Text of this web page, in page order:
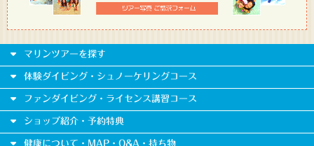
マリンツアーを探す
体験ダイビング・シュノーケリングコース
ファンダイビング・ライセンス講習コース
ショップ紹介・予約特典
健康について・MAP・Q&A・持ち物